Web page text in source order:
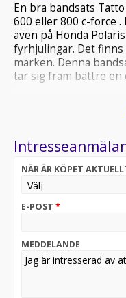
En bra bandsats
600 eller 800 c-force
även på Honda
fyrhjulingar. Det
märken. Denna
tar sig fram bättre en
NÄR ÄR KÖPET
E-POST *
MEDDELANDE